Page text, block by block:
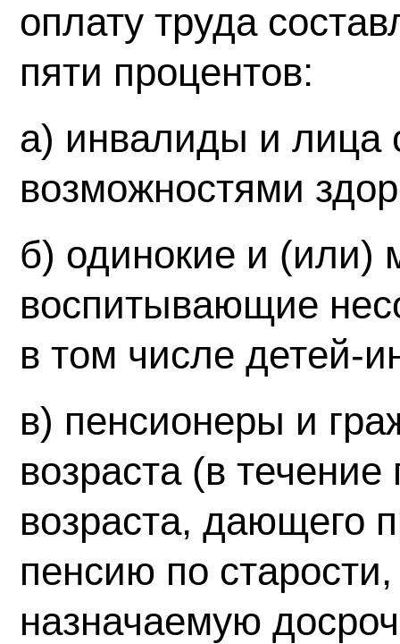
оплату труда
пяти процентов:
а) инвалиды и лица
возможностями
б) одинокие и (или)
воспитывающие
в том числе детей-
в) пенсионеры и
возраста (в
возраста, дающего
пенсию по
назначаемую